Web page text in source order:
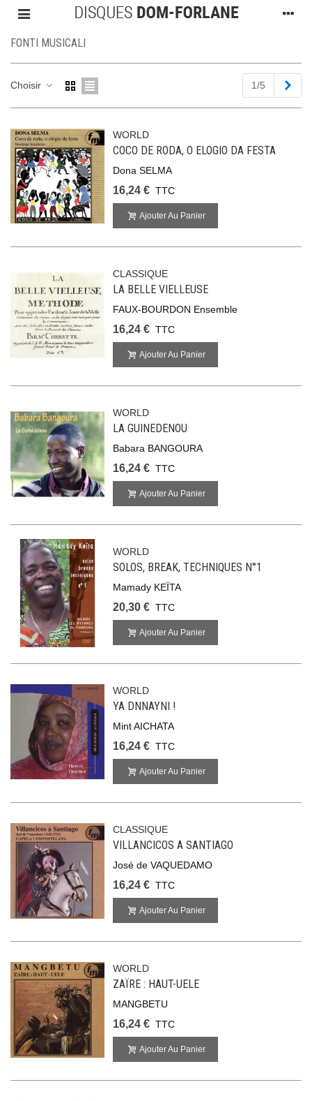
FONTI MUSICALI
Choisir 1/5
WORLD
COCO DE RODA, O ELOGIO DA FESTA
Dona SELMA
16,24 € TTC
Ajouter Au Panier
CLASSIQUE
LA BELLE VIELLEUSE
FAUX-BOURDON Ensemble
16,24 € TTC
Ajouter Au Panier
WORLD
LA GUINEDENOU
Babara BANGOURA
16,24 € TTC
Ajouter Au Panier
WORLD
SOLOS, BREAK, TECHNIQUES N°1
Mamady KEÏTA
20,30 € TTC
Ajouter Au Panier
WORLD
YA DNNAYNI !
Mint AICHATA
16,24 € TTC
Ajouter Au Panier
CLASSIQUE
VILLANCICOS A SANTIAGO
José de VAQUEDAMO
16,24 € TTC
Ajouter Au Panier
WORLD
ZAÏRE : HAUT-UELE
MANGBETU
16,24 € TTC
Ajouter Au Panier